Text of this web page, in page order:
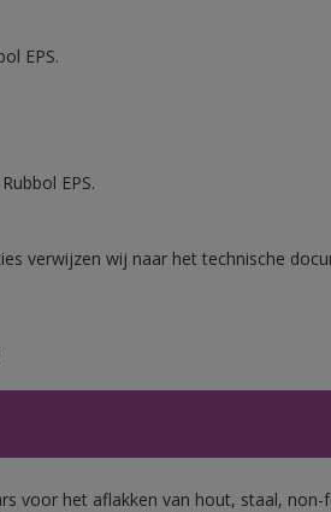
EPS.
EPS.
verwijzen wij naar het technische
voor het aflakken van hout, staal,